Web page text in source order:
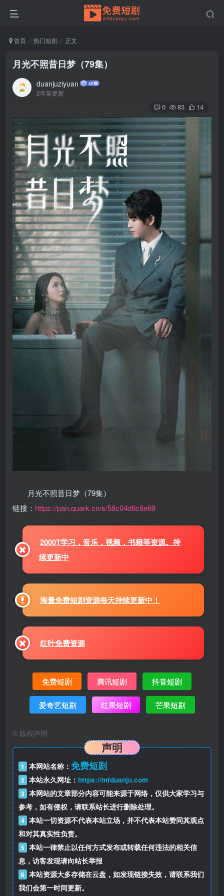
首页 热门短剧 正文
月光不照昔日梦（79集）
duanjuziyuan
2年前更新
0 83 14
月光不照昔日梦（79集）
链接： https://pan.quark.cn/s/58c04d6c8e69
2000T学习，音乐，视频，书籍等资源。持
续更新中
海量免费短剧资源每天持续更新中！
红叶免费资源
免费短剧 腾讯短剧 抖音短剧
爱奇艺短剧 红果短剧 芒果短剧
© 版权声明
声明
1 本网站名称： 免费短剧
2 本站永久网址： https://mfduanju.com
3 本网站的文章部分内容可能来源于网络，仅供大家学习与
参考，如有侵权，请联系站长进行删除处理。
4 本站一切资源不代表本站立场，并不代表本站赞同其观点
和对其真实性负责。
5 本站一律禁止以任何方式发布或转载任何违法的相关信
息，访客发现请向站长举报
6 本站资源大多存储在云盘，如发现链接失效，请联系我们
我们会第一时间更新。